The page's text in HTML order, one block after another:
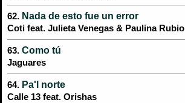
62. Nada de esto fue un error
Coti feat. Julieta Venegas & Paulina Rubio
63. Como tú
Jaguares
64. Pa'l norte
Calle 13 feat. Orishas